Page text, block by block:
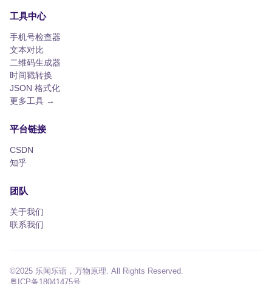
工具中心
手机号检查器
文本对比
二维码生成器
时间戳转换
JSON 格式化
更多工具 →
平台链接
CSDN
知乎
团队
关于我们
联系我们
©2025 乐闻乐语，万物原理. All Rights Reserved.
粤ICP备18041475号